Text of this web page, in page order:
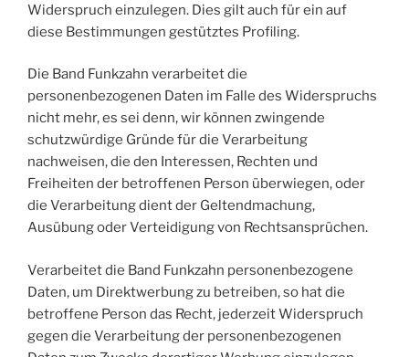
Widerspruch einzulegen. Dies gilt auch für ein auf
diese Bestimmungen gestütztes Profiling.
Die Band Funkzahn verarbeitet die
personenbezogenen Daten im Falle des Widerspruchs
nicht mehr, es sei denn, wir können zwingende
schutzwürdige Gründe für die Verarbeitung
nachweisen, die den Interessen, Rechten und
Freiheiten der betroffenen Person überwiegen, oder
die Verarbeitung dient der Geltendmachung,
Ausübung oder Verteidigung von Rechtsansprüchen.
Verarbeitet die Band Funkzahn personenbezogene
Daten, um Direktwerbung zu betreiben, so hat die
betroffene Person das Recht, jederzeit Widerspruch
gegen die Verarbeitung der personenbezogenen